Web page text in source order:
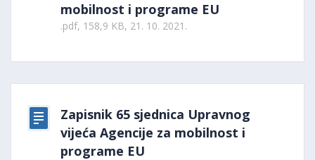
mobilnost i programe EU
.pdf, 158,9 KB, 21. 10. 2021.
Zapisnik 65 sjednica Upravnog
vijeća Agencije za mobilnost i
programe EU